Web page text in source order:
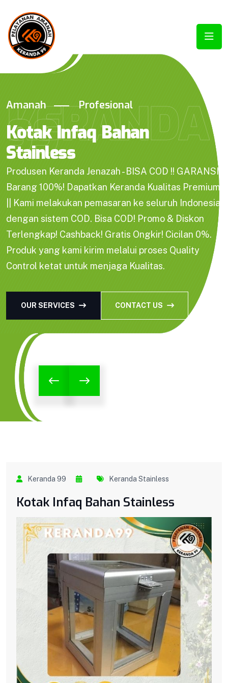
KERANDA
99
Amanah Profesional
Kotak Infaq Bahan
Stainless
Produsen Keranda Jenazah - BISA COD !! GARANSI
Barang 100%! Dapatkan Keranda Kualitas Premium
|| Kami melakukan pemasaran ke seluruh Indonesia
dengan sistem COD. Bisa COD! Promo & Diskon
Terlengkap! Cashback! Gratis Ongkir! Cicilan 0%.
Produk yang kami kirim melalui proses Quality
Control ketat untuk menjaga Kualitas.
OUR SERVICES CONTACT US
Keranda 99 Keranda Stainless
Kotak Infaq Bahan Stainless